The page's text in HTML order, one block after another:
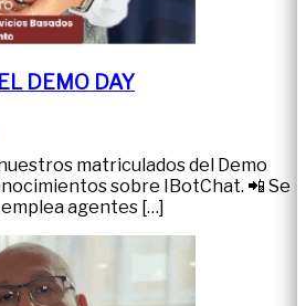
DEMO DAY
matriculados del Demo
sobre IBotChat. 📲 Se
agentes […]